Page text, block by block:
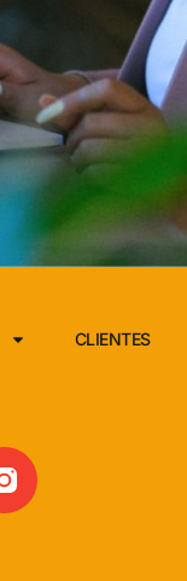
CLIENTES